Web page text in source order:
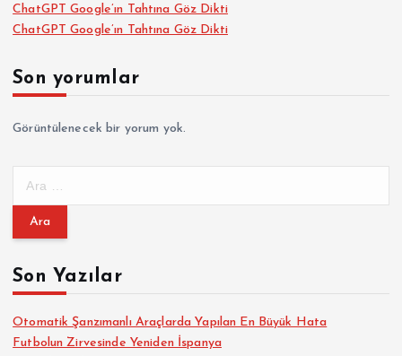
y
a
s
ChatGPT Google’ın Tahtına Göz Dikti
ChatGPT Google’ın Tahtına Göz Dikti
Son yorumlar
Görüntülenecek bir yorum yok.
m
:Son Yazılar
Otomatik Şanzımanlı Araçlarda Yapılan En Büyük Hata
Futbolun Zirvesinde Yeniden İspanya